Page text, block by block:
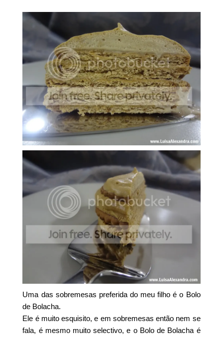
Uma das sobremesas preferida do meu filho é o Bolo
de Bolacha.
Ele é muito esquisito, e em sobremesas então nem se
fala, é mesmo muito selectivo, e o Bolo de Bolacha é